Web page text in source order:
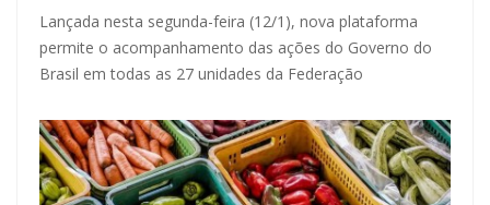
Lançada nesta segunda-feira (12/1), nova plataforma
permite o acompanhamento das ações do Governo do
Brasil em todas as 27 unidades da Federação